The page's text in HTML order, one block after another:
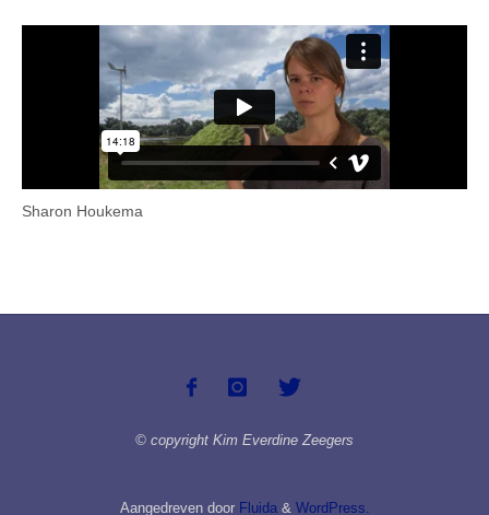
Sharon Houkema
© copyright Kim Everdine Zeegers
Aangedreven doorFluida& WordPress.